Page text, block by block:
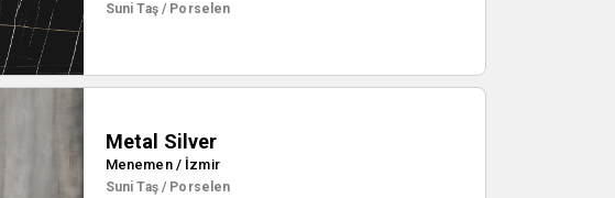
Suni Taş / Porselen
Metal Silver
Menemen / İzmir
Suni Taş / Porselen